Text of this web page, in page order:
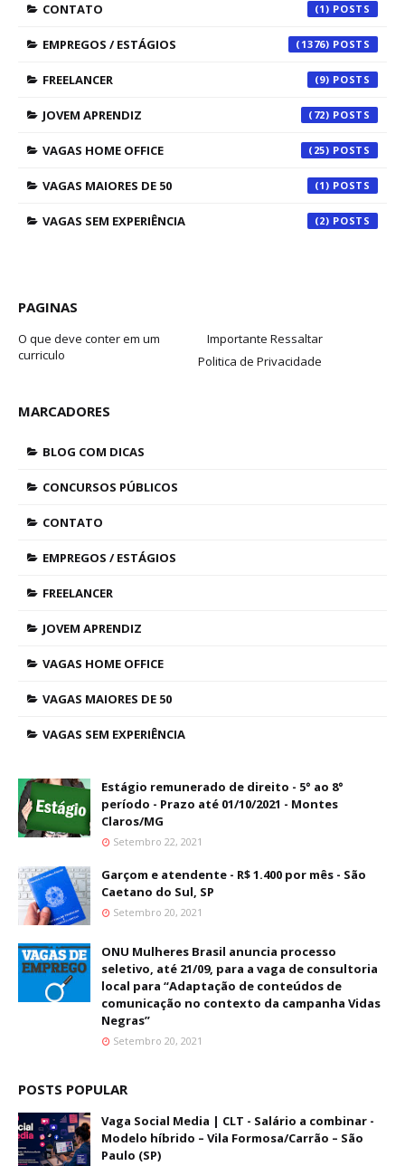
CONTATO (1)
EMPREGOS / ESTÁGIOS (1376)
FREELANCER (9)
JOVEM APRENDIZ (72)
VAGAS HOME OFFICE (25)
VAGAS MAIORES DE 50 (1)
VAGAS SEM EXPERIÊNCIA (2)
PAGINAS
O que deve conter em um
curriculo
Importante Ressaltar
Politica de Privacidade
MARCADORES
BLOG COM DICAS
CONCURSOS PÚBLICOS
CONTATO
EMPREGOS / ESTÁGIOS
FREELANCER
JOVEM APRENDIZ
VAGAS HOME OFFICE
VAGAS MAIORES DE 50
VAGAS SEM EXPERIÊNCIA
Estágio remunerado de direito - 5° ao 8°
período - Prazo até 01/10/2021 - Montes
Claros/MG
Setembro 22, 2021
Garçom e atendente - R$ 1.400 por mês - São
Caetano do Sul, SP
Setembro 20, 2021
ONU Mulheres Brasil anuncia processo
seletivo, até 21/09, para a vaga de consultoria
local para “Adaptação de conteúdos de
comunicação no contexto da campanha Vidas
Negras”
Setembro 20, 2021
POSTS POPULAR
Vaga Social Media | CLT - Salário a combinar -
Modelo híbrido – Vila Formosa/Carrão – São
Paulo (SP)